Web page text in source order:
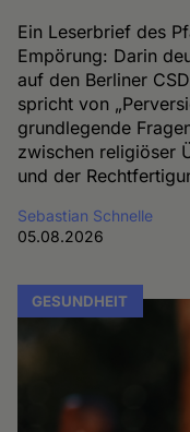
Ein Leserbrief des
Empörung: Darin
auf den Berliner
spricht von
grundlegende
zwischen religiöser
und der
Sebastian Schnelle
05.08.2026
GESUNDHEIT